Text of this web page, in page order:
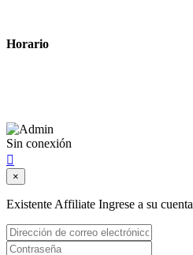
Horario
Sin conexión

×
Existente Affiliate Ingrese a su cuenta